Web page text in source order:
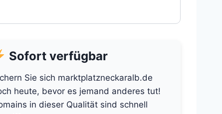
Sofort verfügbar
Sie sich marktplatzneckaralb.de
heute, bevor es jemand anderes tut!
in dieser Qualität sind schnell